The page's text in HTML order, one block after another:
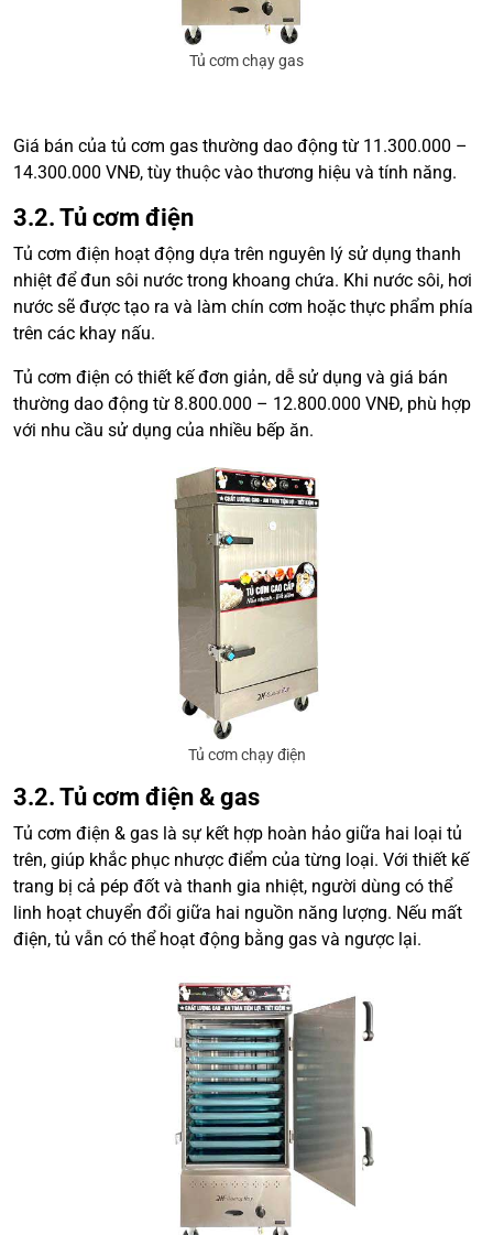
Tủ cơm chạy gas
Giá bán của tủ cơm gas thường dao động từ 11.300.000 –
14.300.000 VNĐ, tùy thuộc vào thương hiệu và tính năng.
3.2. Tủ cơm điện
Tủ cơm điện hoạt động dựa trên nguyên lý sử dụng thanh
nhiệt để đun sôi nước trong khoang chứa. Khi nước sôi, hơi
nước sẽ được tạo ra và làm chín cơm hoặc thực phẩm phía
trên các khay nấu.
Tủ cơm điện có thiết kế đơn giản, dễ sử dụng và giá bán
thường dao động từ 8.800.000 – 12.800.000 VNĐ, phù hợp
với nhu cầu sử dụng của nhiều bếp ăn.
Tủ cơm chạy điện
3.2. Tủ cơm điện & gas
Tủ cơm điện & gas là sự kết hợp hoàn hảo giữa hai loại tủ
trên, giúp khắc phục nhược điểm của từng loại. Với thiết kế
trang bị cả pép đốt và thanh gia nhiệt, người dùng có thể
linh hoạt chuyển đổi giữa hai nguồn năng lượng. Nếu mất
điện, tủ vẫn có thể hoạt động bằng gas và ngược lại.